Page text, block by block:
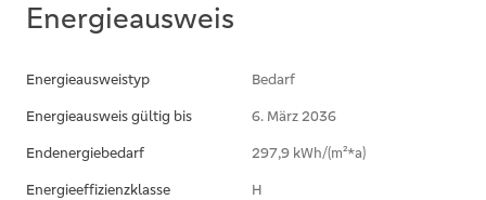
Energieausweis
Energieausweistyp
Bedarf
Energieausweis gültig bis
6. März 2036
Endenergiebedarf
297,9 kWh/(m²*a)
Energieeffizienzklasse
H